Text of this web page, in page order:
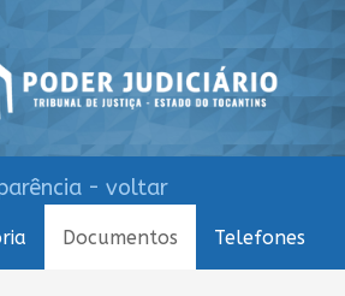
- voltar
Documentos Telefones